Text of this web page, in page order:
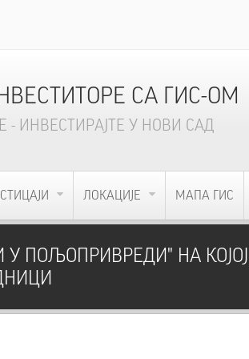
СА ГИС-ОМ
ИНВЕСТИРАЈТЕ У НОВИ САД
ЛОКАЦИЈЕ МАПА ГИС
ПОЉОПРИВРЕДИ" НА